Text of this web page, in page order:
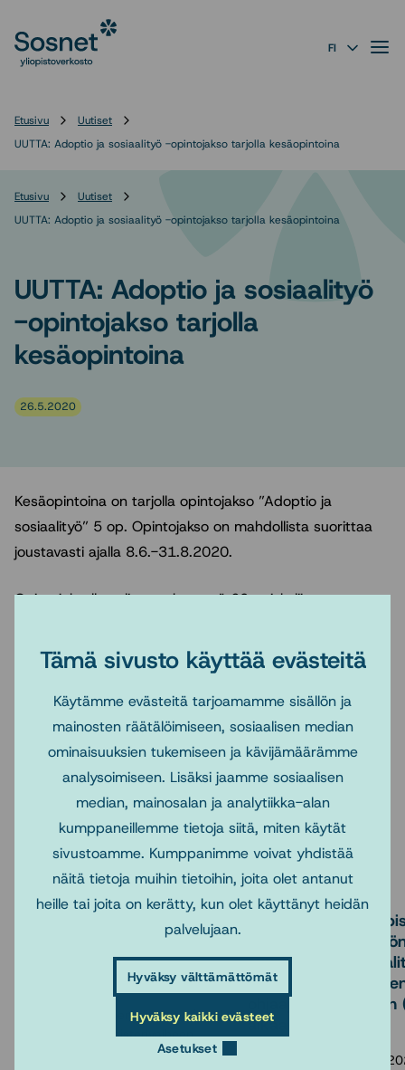
Tämä sivusto käyttää evästeitä
Käytämme evästeitä tarjoamamme sisällön ja
mainosten räätälöimiseen, sosiaalisen median
ominaisuuksien tukemiseen ja kävijämäärämme
analysoimiseen. Lisäksi jaamme sosiaalisen
median, mainosalan ja analytiikka-alan
kumppaneillemme tietoja siitä, miten käytät
sivustoamme. Kumppanimme voivat yhdistää
näitä tietoja muihin tietoihin, joita olet antanut
heille tai joita on kerätty, kun olet käyttänyt heidän
palvelujaan.
Hyväksy välttämättömät
Hyväksy kaikki evästeet
Asetukset
suoraan
sisältöön
FI
Etusivu
Uutiset
UUTTA: Adoptio ja sosiaalityö -opintojakso tarjolla kesäopintoina
Etusivu
Uutiset
UUTTA: Adoptio ja sosiaalityö -opintojakso tarjolla kesäopintoina
UUTTA: Adoptio ja sosiaalityö
-opintojakso tarjolla
kesäopintoina
26.5.2020
Kesäopintoina on tarjolla opintojakso ”Adoptio ja
sosiaalityö” 5 op. Opintojakso on mahdollista suorittaa
joustavasti ajalla 8.6.-31.8.2020.
Opintojaksolle valitaan yhteensä 60 opiskelijaa
1.6. klo 9:00.
Huom! Opintojakso on jo täynnä, eikä ilmoittautumisia
oteta enää vastaan (tieto lisätty 1.6. klo 9:50)
Ks. lisätietoja opintojaksosta täällä
Lue myös
11.6.2026
Sosnetin yhteistyöopinnot
lukuvuonna 2026-2027
Tarjontaan pääset tutustumaan
https://sosnet.fi/peruskoulutus/verkko-
opetus-kurssit Maisterivaiheen
2.4.2026
Ilmoittautuminen
ohjaaville
suunnattuun
käytännön
alkaa 13.4-
Sosnet järjestää syksyn